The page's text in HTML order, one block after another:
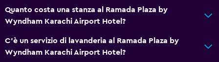
Armadietti
Deposito disponibile
Pantofole
Divano-letto
Quanto costa una stanza al Ramada Plaza by
Wyndham Karachi Airport Hotel?
C'è un servizio di lavanderia al Ramada Plaza by
Wyndham Karachi Airport Hotel?